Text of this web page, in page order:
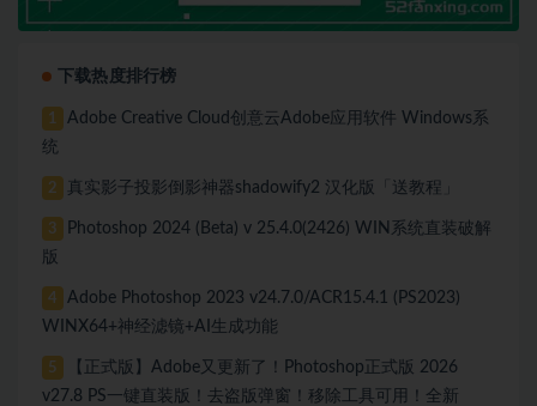
下载热度排行榜
1
Adobe Creative Cloud创意云Adobe应用软件 Windows系
统
2 真实影子投影倒影神器shadowify2 汉化版「送教程」
3
Photoshop 2024 (Beta) v 25.4.0(2426) WIN系统直装破解
版
4
Adobe Photoshop 2023 v24.7.0/ACR15.4.1 (PS2023)
WINX64+神经滤镜+AI生成功能
5
【正式版】Adobe又更新了！Photoshop正式版 2026
v27.8 PS一键直装版！去盗版弹窗！移除工具可用！全新